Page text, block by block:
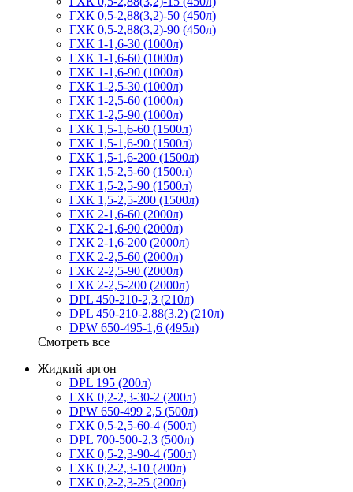
ГХК 0,5-2,88(3,2)-50 (450л)
ГХК 0,5-2,88(3,2)-90 (450л)
ГХК 1-1,6-30 (1000л)
ГХК 1-1,6-60 (1000л)
ГХК 1-1,6-90 (1000л)
ГХК 1-2,5-30 (1000л)
ГХК 1-2,5-60 (1000л)
ГХК 1-2,5-90 (1000л)
ГХК 1,5-1,6-60 (1500л)
ГХК 1,5-1,6-90 (1500л)
ГХК 1,5-1,6-200 (1500л)
ГХК 1,5-2,5-60 (1500л)
ГХК 1,5-2,5-90 (1500л)
ГХК 1,5-2,5-200 (1500л)
ГХК 2-1,6-60 (2000л)
ГХК 2-1,6-90 (2000л)
ГХК 2-1,6-200 (2000л)
ГХК 2-2,5-60 (2000л)
ГХК 2-2,5-90 (2000л)
ГХК 2-2,5-200 (2000л)
DPL 450-210-2,3 (210л)
DPL 450-210-2.88(3.2) (210л)
DPW 650-495-1,6 (495л)
Смотреть все
Жидкий аргон
DPL 195 (200л)
ГХК 0,2-2,3-30-2 (200л)
DPW 650-499 2,5 (500л)
ГХК 0,5-2,5-60-4 (500л)
DPL 700-500-2,3 (500л)
ГХК 0,5-2,3-90-4 (500л)
ГХК 0,2-2,3-10 (200л)
ГХК 0,2-2,3-25 (200л)